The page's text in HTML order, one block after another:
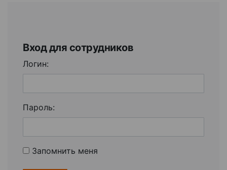
Вход для сотрудников
Логин:
Пароль:
Запомнить меня